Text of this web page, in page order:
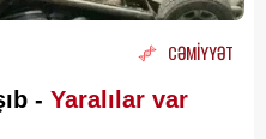
CƏMİYYƏT
- Yaralılar var